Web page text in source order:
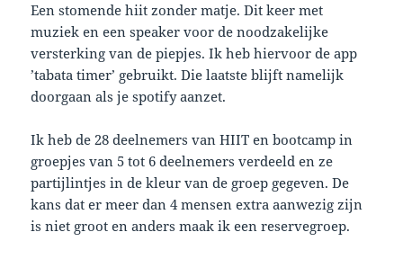
Een stomende hiit zonder matje. Dit keer met
muziek en een speaker voor de noodzakelijke
versterking van de piepjes. Ik heb hiervoor de app
’tabata timer’ gebruikt. Die laatste blijft namelijk
doorgaan als je spotify aanzet.
Ik heb de 28 deelnemers van HIIT en bootcamp in
groepjes van 5 tot 6 deelnemers verdeeld en ze
partijlintjes in de kleur van de groep gegeven. De
kans dat er meer dan 4 mensen extra aanwezig zijn
is niet groot en anders maak ik een reservegroep.